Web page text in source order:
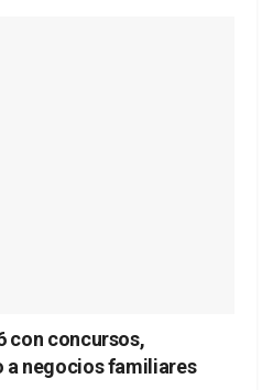
con concursos,
a negocios familiares